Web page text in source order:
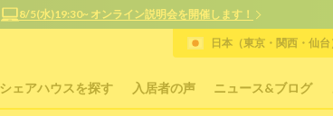
8/5(水)19:30~ オンライン説明会を開催します！
シェアハウスを探す 入居者の声 ニュース&ブログ
日本（東京・関西・仙